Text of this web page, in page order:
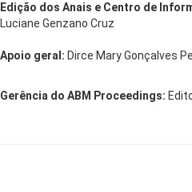
Edição dos Anais e Centro de
Luciane Genzano Cruz
Apoio geral: Dirce Mary Gonçalves
Gerência do ABM Proceedings: